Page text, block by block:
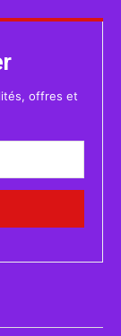
offres et